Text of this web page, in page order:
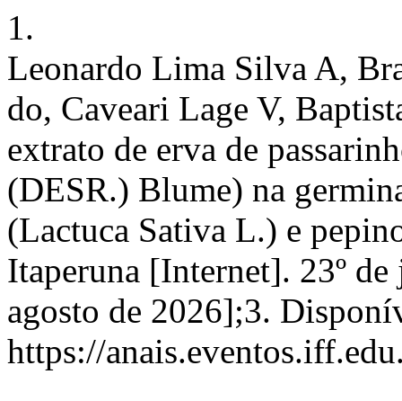
1.
Leonardo Lima Silva A,
do, Caveari Lage V,
extrato de erva de
(DESR.) Blume) na
(Lactuca Sativa L.) e
Itaperuna [Internet]. 23º
agosto de 2026];3.
https://